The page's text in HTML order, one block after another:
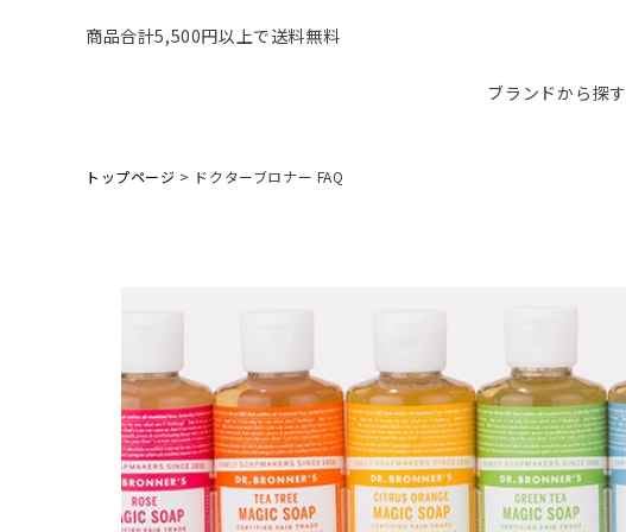
商品合計5,500円以上で送料無料
ブランドから探す
トップページ > ドクターブロナー FAQ